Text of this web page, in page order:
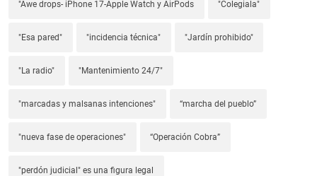
"Awe drops- iPhone 17-Apple Watch y AirPods "Colegiala"
"Esa pared" "incidencia técnica" "Jardín prohibido"
"La radio" "Mantenimiento 24/7"
"marcadas y malsanas intenciones" “marcha del pueblo”
"nueva fase de operaciones" “Operación Cobra”
"perdón judicial" es una figura legal